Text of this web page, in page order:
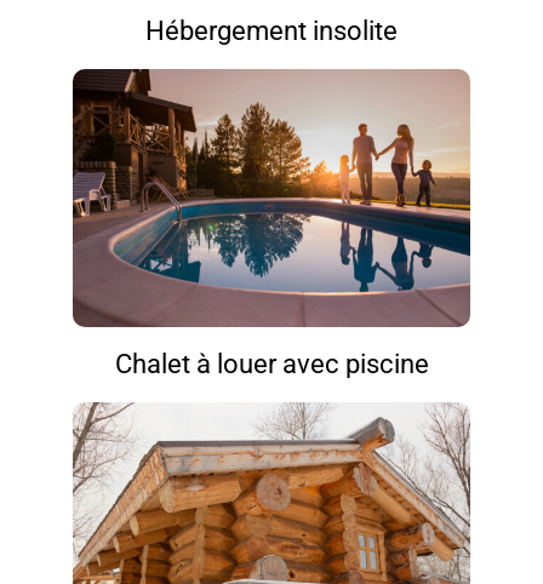
Hébergement insolite
Chalet à louer avec piscine